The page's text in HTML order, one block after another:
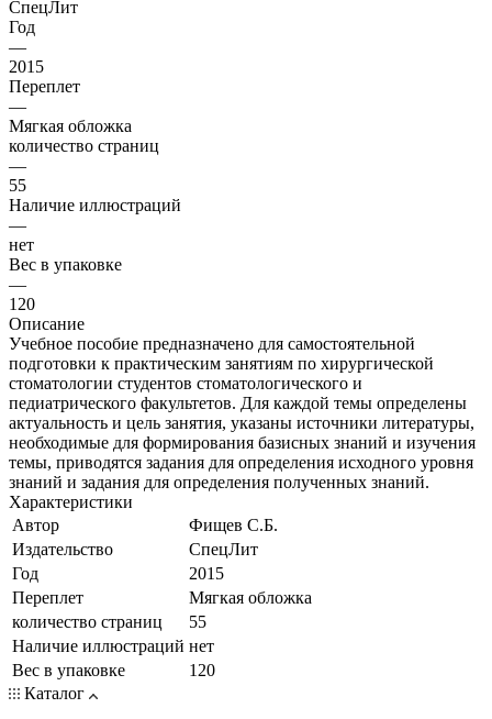
СпецЛит
Год
—
2015
Переплет
—
Мягкая обложка
количество страниц
—
55
Наличие иллюстраций
—
нет
Вес в упаковке
—
120
Описание
Учебное пособие предназначено для самостоятельной
подготовки к практическим занятиям по хирургической
стоматологии студентов стоматологического и
педиатрического факультетов. Для каждой темы определены
актуальность и цель занятия, указаны источники литературы,
необходимые для формирования базисных знаний и изучения
темы, приводятся задания для определения исходного уровня
знаний и задания для определения полученных знаний.
Характеристики
Автор
Фищев С.Б.
Издательство
СпецЛит
Год
2015
Переплет
Мягкая обложка
количество страниц
55
Наличие иллюстраций нет
Вес в упаковке
120
Каталог